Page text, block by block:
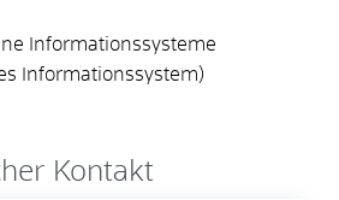
Informationssysteme
Informationssystem)
Kontakt